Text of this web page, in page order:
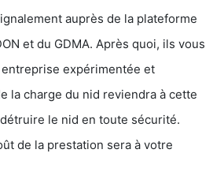
auprès de la plateforme
et du GDMA. Après quoi, ils vous
expérimentée et
la charge du nid reviendra à cette
le nid en toute sécurité.
de la prestation sera à votre